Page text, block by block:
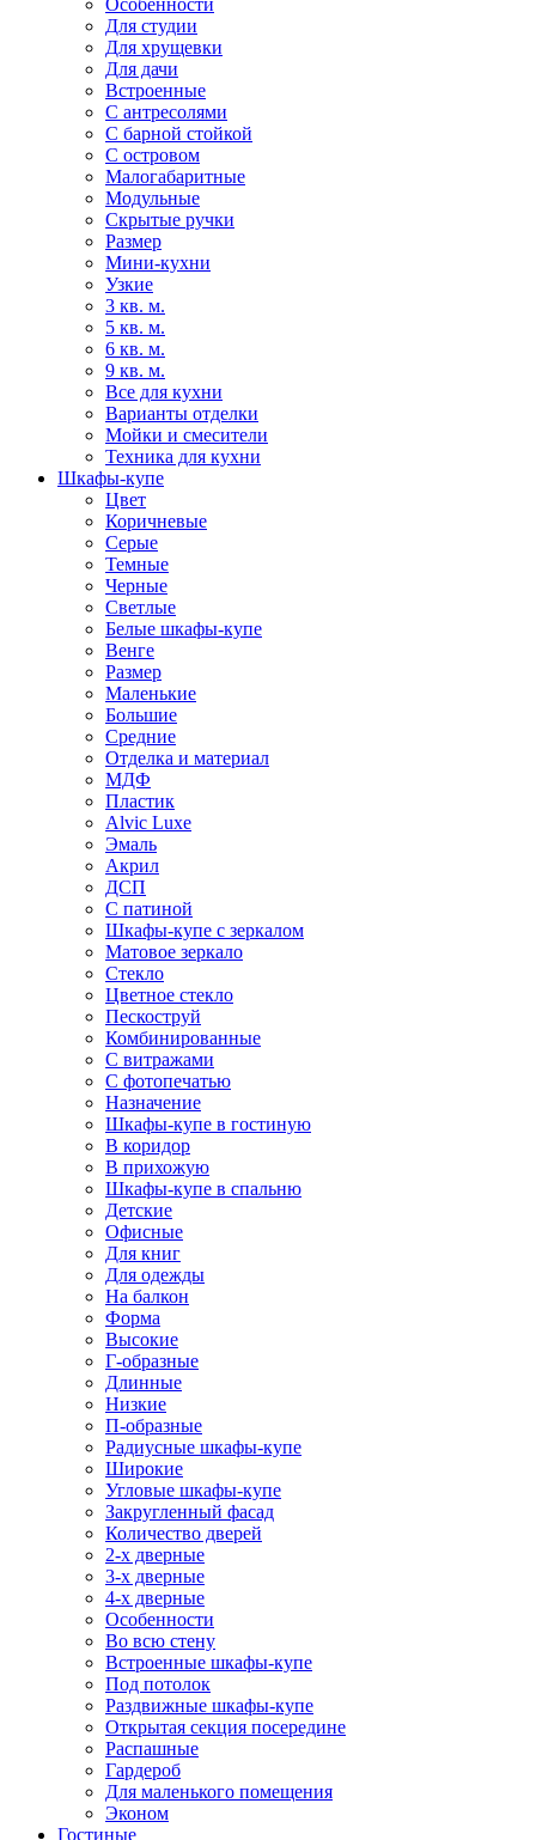
Особенности
Для студии
Для хрущевки
Для дачи
Встроенные
С антресолями
С барной стойкой
С островом
Малогабаритные
Модульные
Скрытые ручки
Размер
Мини-кухни
Узкие
3 кв. м.
5 кв. м.
6 кв. м.
9 кв. м.
Все для кухни
Варианты отделки
Мойки и смесители
Техника для кухни
Шкафы-купе
Цвет
Коричневые
Серые
Темные
Черные
Светлые
Белые шкафы-купе
Венге
Размер
Маленькие
Большие
Средние
Отделка и материал
МДФ
Пластик
Alvic Luxe
Эмаль
Акрил
ДСП
С патиной
Шкафы-купе с зеркалом
Матовое зеркало
Стекло
Цветное стекло
Пескоструй
Комбинированные
С витражами
С фотопечатью
Назначение
Шкафы-купе в гостиную
В коридор
В прихожую
Шкафы-купе в спальню
Детские
Офисные
Для книг
Для одежды
На балкон
Форма
Высокие
Г-образные
Длинные
Низкие
П-образные
Радиусные шкафы-купе
Широкие
Угловые шкафы-купе
Закругленный фасад
Количество дверей
2-х дверные
3-х дверные
4-х дверные
Особенности
Во всю стену
Встроенные шкафы-купе
Под потолок
Раздвижные шкафы-купе
Открытая секция посередине
Распашные
Гардероб
Для маленького помещения
Эконом
Гостиные